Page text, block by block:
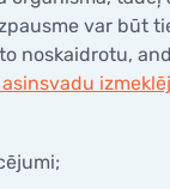
var būt
noskaidrotu,